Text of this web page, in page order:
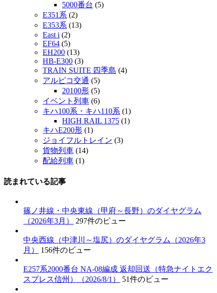
5000番台 (5)
E351系 (2)
E353系 (13)
East i (2)
EF64 (5)
EH200 (13)
HB-E300 (3)
TRAIN SUITE 四季島 (4)
アルピコ交通 (5)
20100形 (5)
イベント列車 (6)
キハ100系・キハ110系 (1)
HIGH RAIL 1375 (1)
キハE200形 (1)
ジョイフルトレイン (3)
貨物列車 (14)
配給列車 (1)
読まれている記事
篠ノ井線・中央東線（甲府～長野）のダイヤグラム
（2026年3月）
297件のビュー
中央西線（中津川～塩尻）のダイヤグラム（2026年3
月）
156件のビュー
E257系2000番台 NA-08編成 返却回送（特急ナイトエク
スプレス信州）（2026/8/1）
51件のビュー